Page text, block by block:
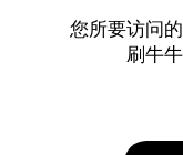
您所要访问
刷牛